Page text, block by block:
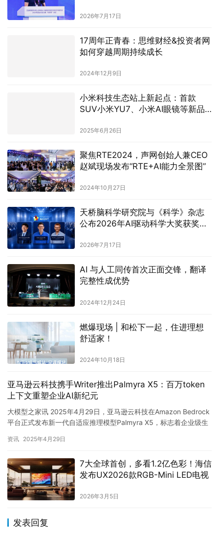
2026年7月17日
17周年正青春：思维财经&投资者网
如何穿越周期持续成长
2024年12月9日
小米科技生态站上新起点：首款
SUV小米YU7、小米AI眼镜等新品
2025年6月26日
聚焦RTE2024，声网创始人兼CEO
赵斌现场发布“RTE+AI能力全景图”
2024年10月27日
天桥脑科学研究院与《科学》杂志
公布2026年AI驱动科学大奖获奖名
2026年7月17日
AI 与人工同传首次正面交锋，翻译
完整性成优势
2024年12月24日
燃爆现场 | 和松下一起，住进理想
舒适家！
2024年10月18日
亚马逊云科技携手Writer推出Palmyra X5：百万token
上下文重塑企业AI新纪元
大模型之家讯 2025年4月29日，亚马逊云科技在Amazon Bedrock
平台正式发布新一代自适应推理模型Palmyra X5，标志着企业级生
资讯 2025年4月29日
7大全球首创，多看1.2亿色彩！海信
发布UX2026款RGB-Mini LED电视
2026年3月5日
发表回复